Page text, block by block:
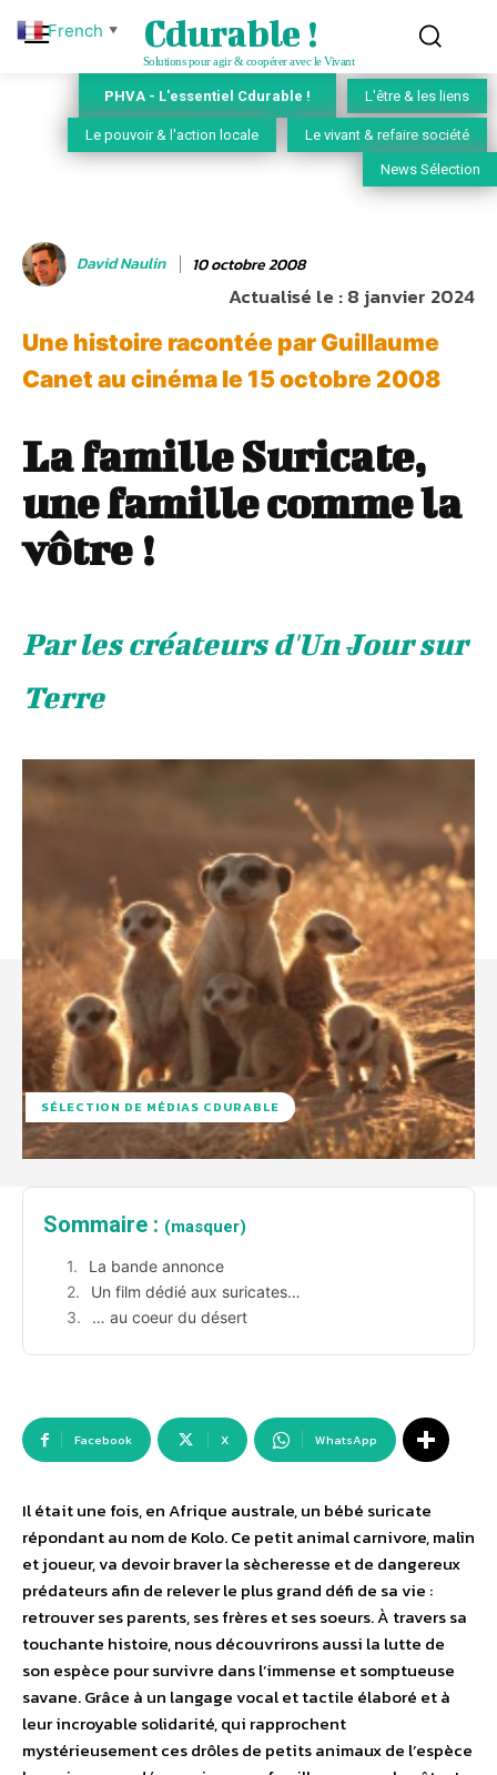
Cdurable !
Solutions pour agir & coopérer avec le Vivant
PHVA - L'essentiel Cdurable ! L'être & les liens
Le pouvoir & l'action locale Le vivant & refaire société
News Sélection
David Naulin 10 octobre 2008
Actualisé le :8 janvier 2024
Une histoire racontée par Guillaume
Canet au cinéma le 15 octobre 2008
La famille Suricate,
une famille comme la
vôtre !
Par les créateurs d'Un Jour sur
Terre
SÉLECTION DE MÉDIAS CDURABLE
Sommaire : (masquer)
La bande annonce
Un film dédié aux suricates…
… au coeur du désert
Facebook X WhatsApp
Il était une fois, en Afrique australe, un bébé suricate
répondant au nom de Kolo. Ce petit animal carnivore, malin
et joueur, va devoir braver la sècheresse et de dangereux
prédateurs afin de relever le plus grand défi de sa vie :
retrouver ses parents, ses frères et ses soeurs. À travers sa
touchante histoire, nous découvrirons aussi la lutte de
son espèce pour survivre dans l’immense et somptueuse
savane. Grâce à un langage vocal et tactile élaboré et à
leur incroyable solidarité, qui rapprochent
mystérieusement ces drôles de petits animaux de l’espèce
French ▼